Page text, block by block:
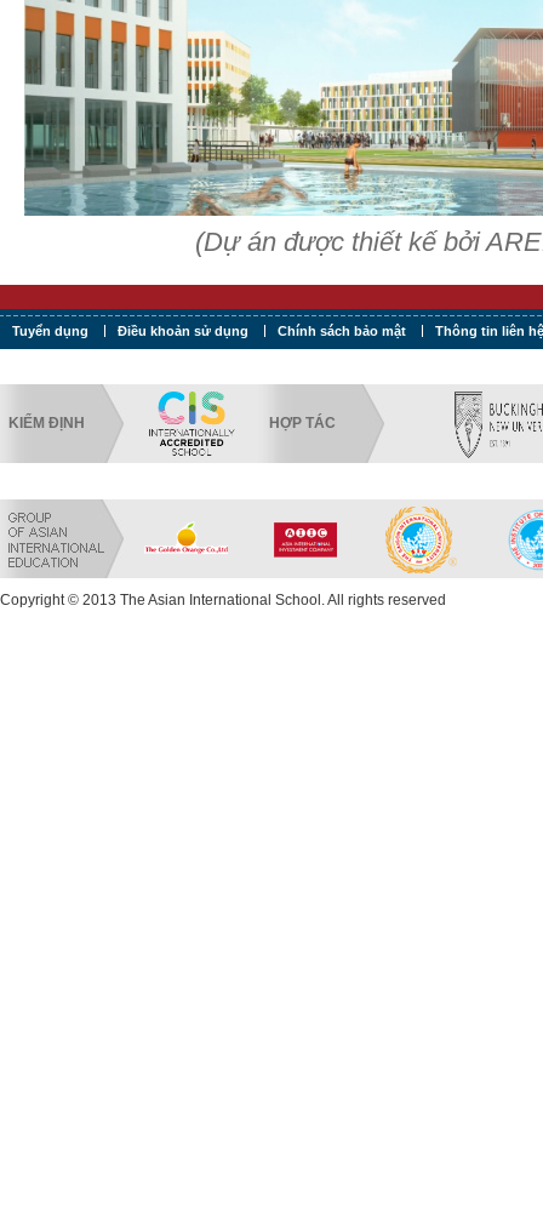
(Dự án được thiết kế bởi
Tuyển dụng Điều khoản sử dụng Chính sách bảo mật Thông tin liên hệ
KIỂM ĐỊNH HỢP TÁC
Copyright © 2013 The Asian International School. All rights reserved